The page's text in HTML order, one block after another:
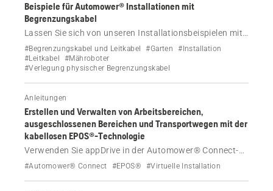
Beispiele für Automower® Installationen mit
Begrenzungskabel
Lassen Sie sich von unseren Installationsbeispielen mit
Begrenzungskabel inspirieren, um Ihre Automower®
Installation zu planen. Für Rasenflächen
unterschiedlicher Komplexität: von kleinen, flachen
Rasenflächen bis hin zu komplexen Landschaften.
#Begrenzungskabel und Leitkabel #Garten
#Installation
#Leitkabel
#Mähroboter
#Verlegung physischer Begrenzungskabel
Anleitungen
Erstellen und Verwalten von Arbeitsbereichen,
ausgeschlossenen Bereichen und Transportwegen mit der
kabellosen EPOS®-Technologie
Verwenden Sie appDrive in der Automower® Connect-
App, um Ihren Andockpunkt sowie Ihre Arbeitsbereiche,
#Automower® Connect #EPOS® #Virtuelle Installation